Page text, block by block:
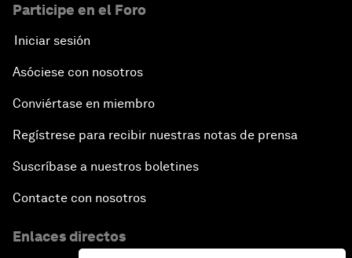
Participe en el Foro
Iniciar sesión
Asóciese con nosotros
Conviértase en miembro
Regístrese para recibir nuestras notas de prensa
Suscríbase a nuestros boletines
Contacte con nosotros
Enlaces directos